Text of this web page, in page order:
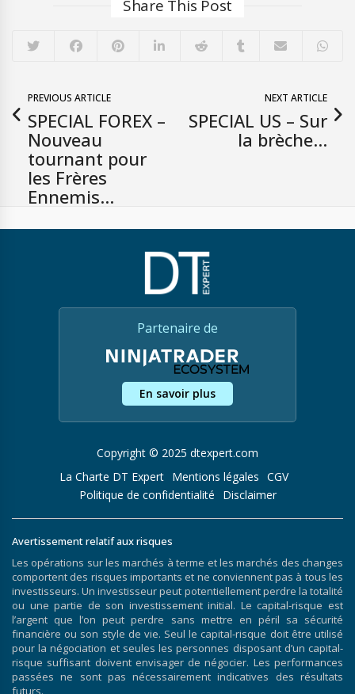
Share This Post
PREVIOUS ARTICLE
SPECIAL FOREX –
Nouveau
tournant pour
les Frères
Ennemis…
NEXT ARTICLE
SPECIAL US – Sur
la brèche…
Partenaire de
En savoir plus
Copyright © 2025 dtexpert.com
La Charte DT Expert
Mentions légales CGV
Politique de confidentialité
Disclaimer
Avertissement relatif aux risques
Les opérations sur les marchés à terme et les marchés des changes
comportent des risques importants et ne conviennent pas à tous les
investisseurs. Un investisseur peut potentiellement perdre la totalité
ou une partie de son investissement initial. Le capital-risque est
l’argent que l’on peut perdre sans mettre en péril sa sécurité
financière ou son style de vie. Seul le capital-risque doit être utilisé
pour la négociation et seules les personnes disposant d’un capital-
risque suffisant doivent envisager de négocier. Les performances
passées ne sont pas nécessairement indicatives des résultats
futurs.